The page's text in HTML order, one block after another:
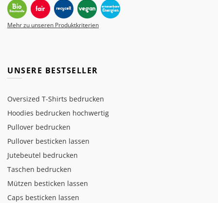
Mehr zu unseren Produktkriterien
UNSERE BESTSELLER
Oversized T-Shirts bedrucken
Hoodies bedrucken hochwertig
Pullover bedrucken
Pullover besticken lassen
Jutebeutel bedrucken
Taschen bedrucken
Mützen besticken lassen
Caps besticken lassen